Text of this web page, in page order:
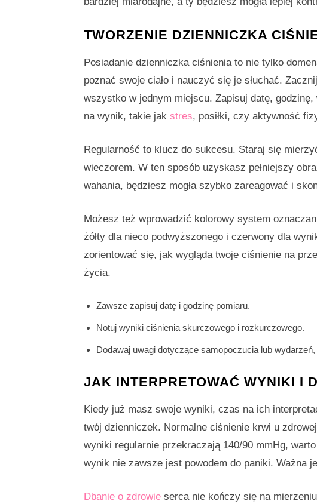
TWORZENIE DZIENNICZKA
Posiadanie dzienniczka ciśnienia to nie tylko
poznać swoje ciało i nauczyć się je słuchać.
wszystko w jednym miejscu. Zapisuj datę,
na wynik, takie jak stres, posiłki, czy aktywność
Regularność to klucz do sukcesu. Staraj się
wieczorem. W ten sposób uzyskasz pełniejszy
wahania, będziesz mogła szybko zareagować i
Możesz też wprowadzić kolorowy system
żółty dla nieco podwyższonego i czerwony dla
zorientować się, jak wygląda twoje ciśnienie na
życia.
Zawsze zapisuj datę i godzinę pomiaru.
Notuj wyniki ciśnienia skurczowego i rozkurczowego.
Dodawaj uwagi dotyczące samopoczucia lub wydarzeń,
JAK INTERPRETOWAĆ WYNIKI I
Kiedy już masz swoje wyniki, czas na ich
twój dzienniczek. Normalne ciśnienie krwi u
wyniki regularnie przekraczają 140/90 mmHg,
wynik nie zawsze jest powodem do paniki. Ważna
Dbanie o zdrowie serca nie kończy się na